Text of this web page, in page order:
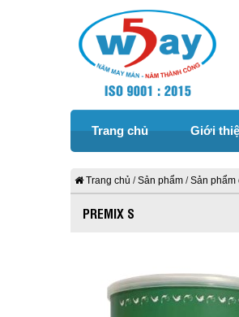
Trang chủ Giới
Trang chủ Sản phẩm Sản phẩm
PREMIX S